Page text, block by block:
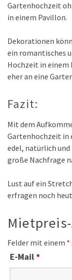
Gartenhochzeit
in einem Pavillon.
Dekorationen
ein romantisches
Hochzeit in einem
eher an eine
Fazit:
Mit dem
Gartenhochzeit in
edel, natürlich
große Nachfrage
Lust auf ein
erfragen noch
Felder mit einem *
E-Mail*